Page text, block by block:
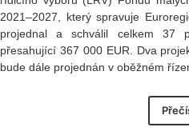
2021–2027, který spravuje
projednal a schválil celkem 37
přesahující 367 000 EUR. Dva
bude dále projednán v oběžném